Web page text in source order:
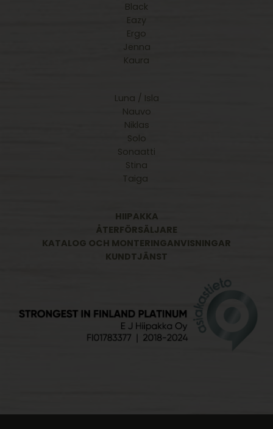
Black
Eazy
Ergo
Jenna
Kaura
Luna / Isla
Nauvo
Niklas
Solo
Sonaatti
Stina
Taiga
HIIPAKKA
ÅTERFÖRSÄLJARE
KATALOG OCH MONTERINGANVISNINGAR
KUNDTJÄNST